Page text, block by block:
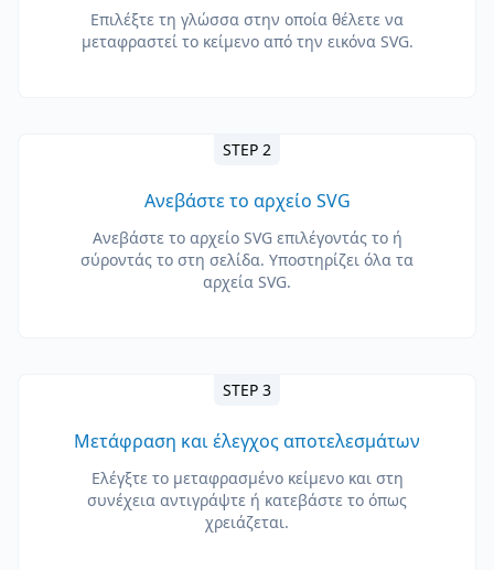
Επιλέξτε τη γλώσσα στην οποία θέλετε να
μεταφραστεί το κείμενο από την εικόνα SVG.
STEP 2
Ανεβάστε το αρχείο SVG
Ανεβάστε το αρχείο SVG επιλέγοντάς το ή
σύροντάς το στη σελίδα. Υποστηρίζει όλα τα
αρχεία SVG.
STEP 3
Μετάφραση και έλεγχος αποτελεσμάτων
Ελέγξτε το μεταφρασμένο κείμενο και στη
συνέχεια αντιγράψτε ή κατεβάστε το όπως
χρειάζεται.